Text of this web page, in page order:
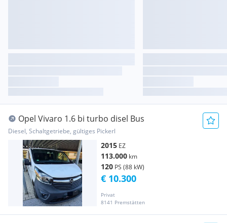
Opel Vivaro 1.6 bi turbo disel Bus
Diesel, Schaltgetriebe, gültiges Pickerl
2015 EZ
113.000 km
120 PS (88 kW)
Privat
8141 Premstätten
€ 10.300